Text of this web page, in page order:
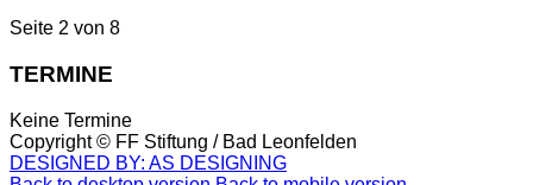
Seite 2 von 8
TERMINE
Keine Termine
Copyright © FF Stiftung / Bad Leonfelden
DESIGNED BY: AS DESIGNING